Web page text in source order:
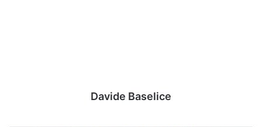
Davide Baselice